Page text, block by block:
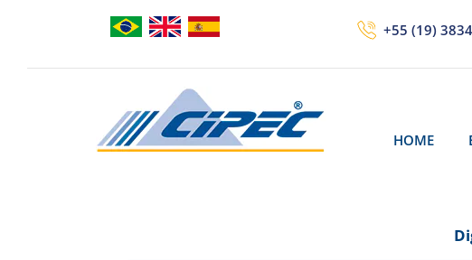
+55 (19)
HOME